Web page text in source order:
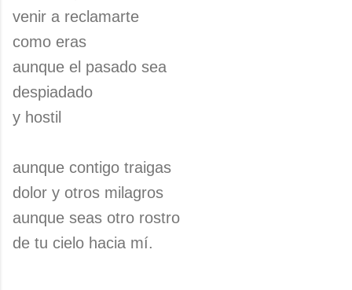
venir a reclamarte
como eras
aunque el pasado sea
despiadado
y hostil
aunque contigo traigas
dolor y otros milagros
aunque seas otro rostro
de tu cielo hacia mí.